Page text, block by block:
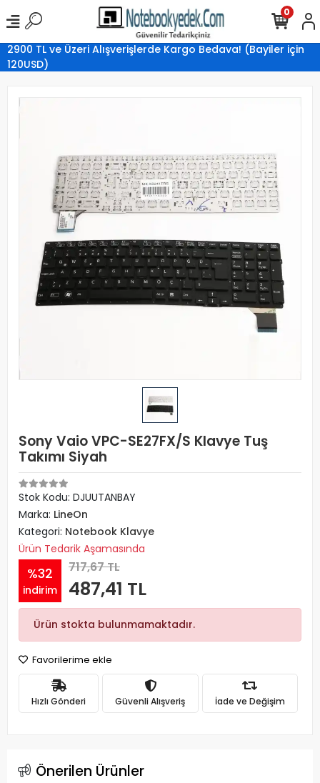
2900 TL ve Üzeri Alışverişlerde Kargo Bedava! (Bayiler için
120USD)
0
Sony Vaio VPC-SE27FX/S Klavye Tuş
Takımı Siyah
Stok Kodu: DJUUTANBAY
Marka: LineOn
Kategori: Notebook Klavye
Ürün Tedarik Aşamasında
%32
indirim
717,67 TL
487,41 TL
Ürün stokta bulunmamaktadır.
Favorilerime ekle
Hızlı Gönderi Güvenli Alışveriş İade ve Değişim
Önerilen Ürünler